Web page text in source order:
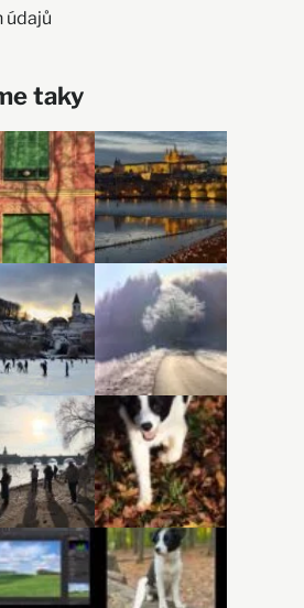
údajů
taky